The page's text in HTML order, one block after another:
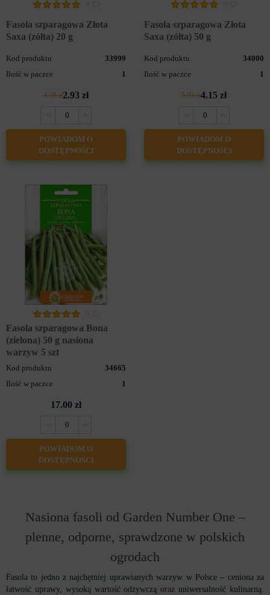
Fasola szparagowa Złota
Saxa (zółta) 20 g
Kod produktu
33999
Ilość w paczce
1
4.19 zł2.93 zł
POWIADOM O
DOSTĘPNOŚCI
Fasola szparagowa Złota
Saxa (zółta) 50 g
Kod produktu
34000
Ilość w paczce
1
5.93 zł4.15 zł
POWIADOM O
DOSTĘPNOŚCI
Fasola szparagowa Bona
(zielona) 50 g nasiona
warzyw 5 szt
Kod produktu
34665
Ilość w paczce
1
17.00 zł
POWIADOM O
DOSTĘPNOŚCI
Nasiona fasoli od Garden Number One –
plenne, odporne, sprawdzone w polskich
ogrodach
Fasola to jedno z najchętniej uprawianych warzyw w Polsce – ceniona za
łatwość uprawy, wysoką wartość odżywczą oraz uniwersalność kulinarną.